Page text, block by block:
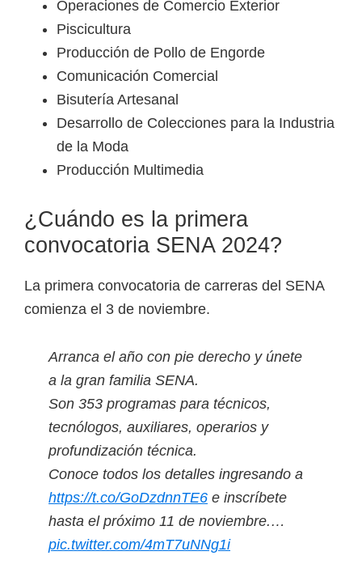
Operaciones de Comercio Exterior
Piscicultura
Producción de Pollo de Engorde
Comunicación Comercial
Bisutería Artesanal
Desarrollo de Colecciones para la Industria
de la Moda
Producción Multimedia
¿Cuándo es la primera
convocatoria SENA 2024?
La primera convocatoria de carreras del SENA
comienza el 3 de noviembre.
Arranca el año con pie derecho y únete
a la gran familia SENA.
Son 353 programas para técnicos,
tecnólogos, auxiliares, operarios y
profundización técnica.
Conoce todos los detalles ingresando a
https://t.co/GoDzdnnTE6 e inscríbete
hasta el próximo 11 de noviembre.…
pic.twitter.com/4mT7uNNg1i